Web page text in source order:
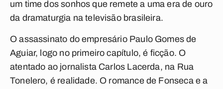
um time dos sonhos que remete a uma era de ouro
da dramaturgia na televisão brasileira.
O assassinato do empresário Paulo Gomes de
Aguiar, logo no primeiro capítulo, é ficção. O
atentado ao jornalista Carlos Lacerda, na Rua
Tonelero, é realidade. O romance de Fonseca e a